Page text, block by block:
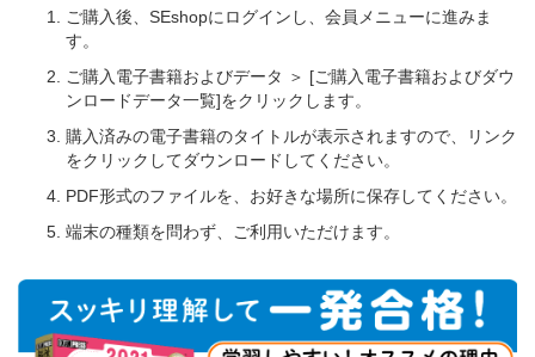
ご購入後、SEshopにログインし、会員メニューに進みま
す。
ご購入電子書籍およびデータ ＞ [ご購入電子書籍およびダウ
ンロードデータ一覧]をクリックします。
購入済みの電子書籍のタイトルが表示されますので、リンク
をクリックしてダウンロードしてください。
PDF形式のファイルを、お好きな場所に保存してください。
端末の種類を問わず、ご利用いただけます。